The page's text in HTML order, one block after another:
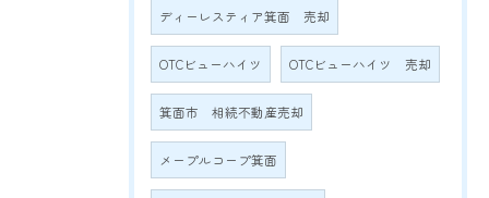
ディーレスティア箕面 売却
OTCビューハイツ OTCビューハイツ 売却
箕面市 相続不動産売却
メープルコープ箕面